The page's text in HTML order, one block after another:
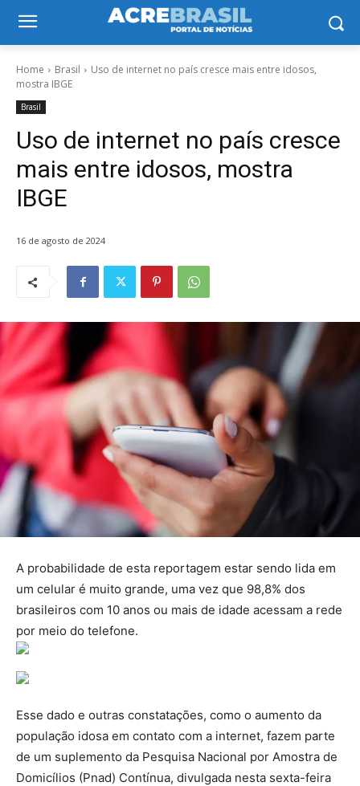
Home Brasil
Uso de internet no país cresce mais entre idosos,
mostra IBGE
Brasil
Uso de internet no país cresce
mais entre idosos, mostra
IBGE
16 de agosto de 2024
A probabilidade de esta reportagem estar sendo lida em
um celular é muito grande, uma vez que 98,8% dos
brasileiros com 10 anos ou mais de idade acessam a rede
por meio do telefone.
Esse dado e outras constatações, como o aumento da
população idosa em contato com a internet, fazem parte
de um suplemento da Pesquisa Nacional por Amostra de
Domicílios (Pnad) Contínua, divulgada nesta sexta-feira